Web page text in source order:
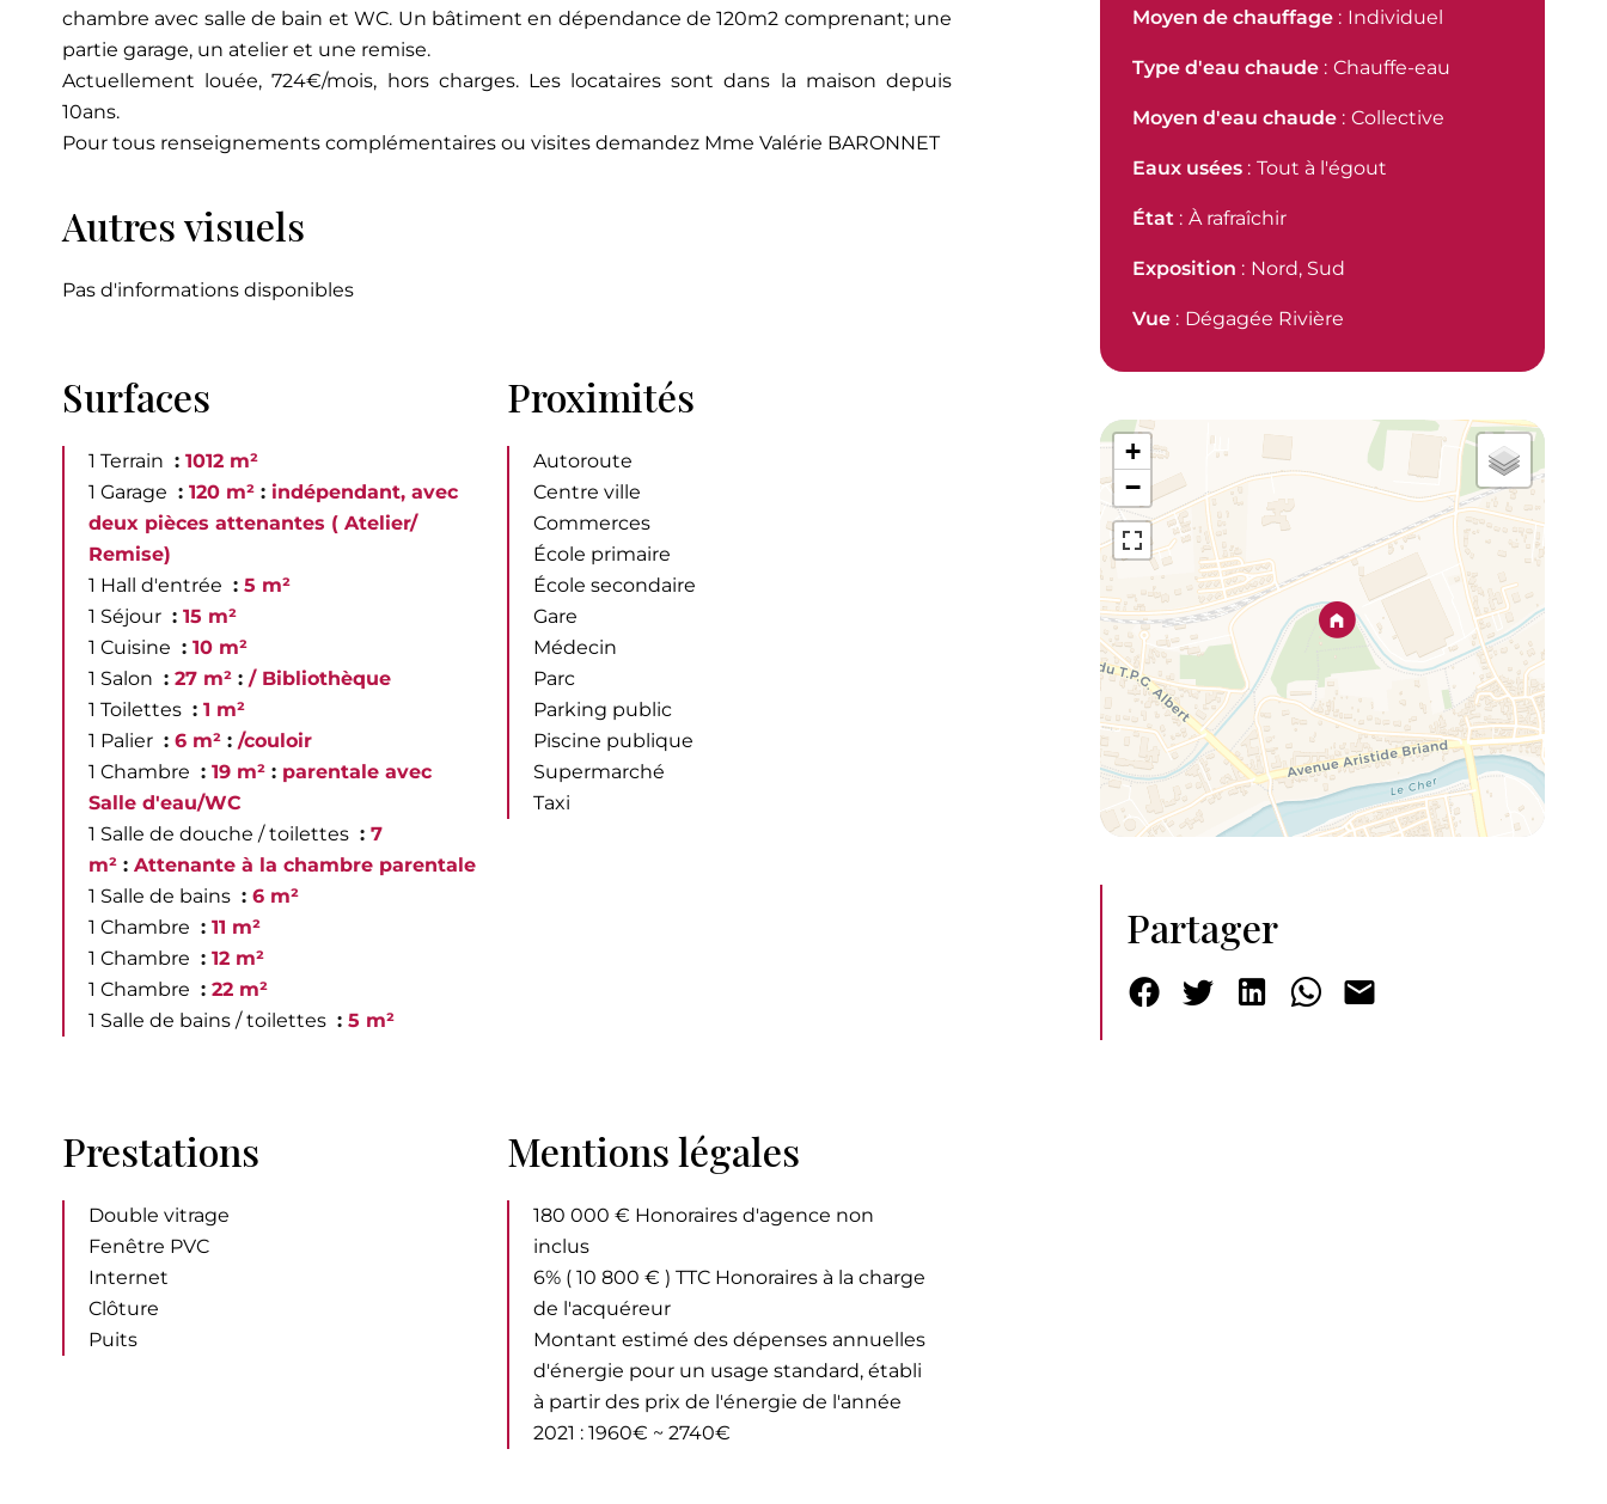
chambre avec salle de bain et WC. Un bâtiment en dépendance de 120m2 comprenant; une
partie garage, un atelier et une remise.
Actuellement louée, 724€/mois, hors charges. Les locataires sont dans la maison depuis
10ans.
Pour tous renseignements complémentaires ou visites demandez Mme Valérie BARONNET
Autres visuels
Pas d'informations disponibles
Surfaces
1 Terrain
1012 m²
1 Garage
120 m²
indépendant, avec
deux pièces attenantes ( Atelier/
Remise)
1 Hall d'entrée
5 m²
1 Séjour
15 m²
1 Cuisine
10 m²
1 Salon
27 m²
/ Bibliothèque
1 Toilettes
1 m²
1 Palier
6 m²
/couloir
1 Chambre
19 m²
parentale avec
Salle d'eau/WC
1 Salle de douche / toilettes
7
m²
Attenante à la chambre parentale
1 Salle de bains
6 m²
1 Chambre
11 m²
1 Chambre
12 m²
1 Chambre
22 m²
1 Salle de bains / toilettes
5 m²
Proximités
Autoroute
Centre ville
Commerces
École primaire
École secondaire
Gare
Médecin
Parc
Parking public
Piscine publique
Supermarché
Taxi
Prestations
Double vitrage
Fenêtre PVC
Internet
Clôture
Puits
Mentions légales
180 000 € Honoraires d'agence non
inclus
6% ( 10 800 € ) TTC Honoraires à la charge
de l'acquéreur
Montant estimé des dépenses annuelles
d'énergie pour un usage standard, établi
à partir des prix de l'énergie de l'année
2021 : 1960€ ~ 2740€
Moyen de chauffage Individuel
Type d'eau chaude Chauffe-eau
Moyen d'eau chaude Collective
Eaux usées Tout à l'égout
État À rafraîchir
Exposition Nord, Sud
Vue Dégagée Rivière
+
−
Partager